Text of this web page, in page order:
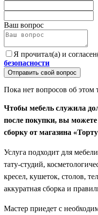
Ваш вопрос
Я прочитал(а) и
безопасности
Отправить свой вопрос
Пока нет вопросов об этом
Чтобы мебель служила
после покупки, вы можете
сборку от магазина
Услуга подходит для
тату-студий,
кресел, кушеток, столов,
аккуратная сборка и
Мастер приедет с